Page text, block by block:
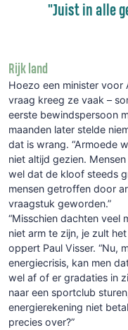
"Juist in alle
Rijk land
Hoezo een minister voor
vraag kreeg ze vaak –
eerste bewindspersoon
maanden later stelde
dat is wrang. “Armoede
niet altijd gezien.
wel dat de kloof steeds
mensen getroffen door
vraagstuk geworden.”
“Misschien dachten veel
niet arm te zijn, je zult
oppert Paul Visser. “Nu,
energiecrisis, kan men
wel af of er gradaties in
naar een sportclub
energierekening niet
precies over?”